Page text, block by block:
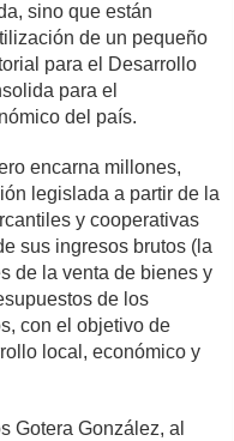
sino que están
de un pequeño
para el Desarrollo
para el
del país.
encarna millones,
legislada a partir de la
y cooperativas
sus ingresos brutos (la
de la venta de bienes y
de los
con el objetivo de
local, económico y
Gotera González, al